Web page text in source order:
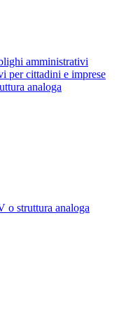
amministrativi
per cittadini e imprese
analoga
o struttura analoga